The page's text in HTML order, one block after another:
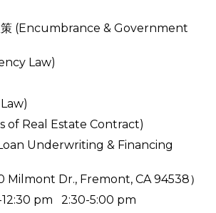
策 (Encumbrance & Government
Law)
of Real Estate Contract)
Underwriting & Financing
Milmont Dr., Fremont, CA 94538）
pm 2:30-5:00 pm